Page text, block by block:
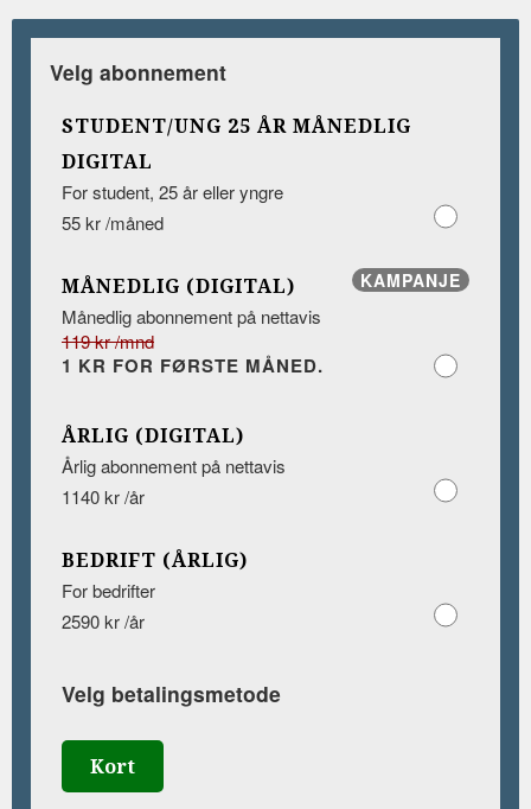
Velg abonnement
STUDENT/UNG 25 ÅR MÅNEDLIG
DIGITAL
For student, 25 år eller yngre
55 kr /måned
KAMPANJE
MÅNEDLIG (DIGITAL)
Månedlig abonnement på nettavis
119 kr /mnd
1 KR FOR FØRSTE MÅNED.
ÅRLIG (DIGITAL)
Årlig abonnement på nettavis
1140 kr /år
BEDRIFT (ÅRLIG)
For bedrifter
2590 kr /år
Velg betalingsmetode
Kort